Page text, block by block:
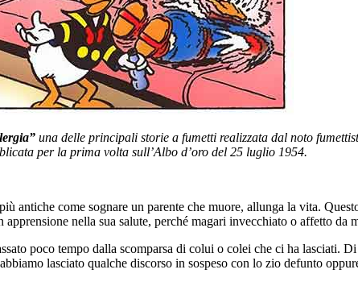
una delle principali storie a fumetti realizzata dal noto
per la prima volta sull’Albo d’oro del 25 luglio 1954.
antiche come sognare un parente che muore, allunga la vita.
apprensione nella sua salute, perché magari invecchiato o affetto
poco tempo dalla scomparsa di colui o colei che ci ha lasciati.
lasciato qualche discorso in sospeso con lo zio defunto